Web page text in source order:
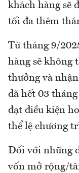
khách hàng sẽ
tối đa thêm
Từ tháng 9/
hàng sẽ không
thưởng và
đã hết 03
đạt điều kiện
thể lệ chương
Đối với những
vốn mở rộng/